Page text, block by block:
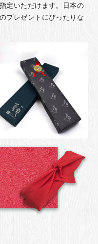
定いただけます。日本の
プレゼントにぴったりな